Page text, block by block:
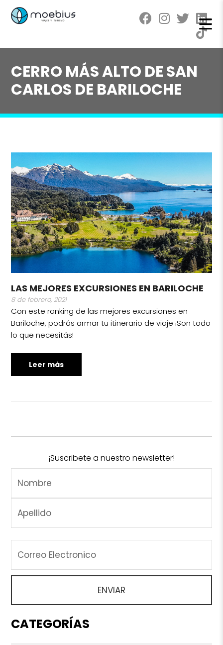
CERRO MÁS ALTO DE SAN
CARLOS DE BARILOCHE
LAS MEJORES EXCURSIONES EN BARILOCHE
8 de febrero, 2021
Con este ranking de las mejores excursiones en
Bariloche, podrás armar tu itinerario de viaje ¡Son todo
lo que necesitás!
Leer más
¡Suscribete a nuestro newsletter!
CATEGORÍAS